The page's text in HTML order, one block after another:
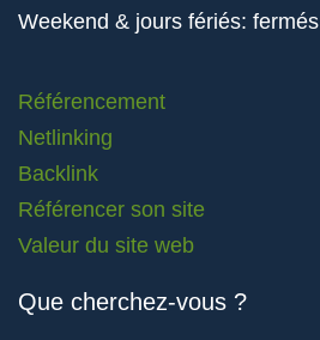
Weekend & jours fériés: fermés
Référencement
Netlinking
Backlink
Référencer son site
Valeur du site web
Que cherchez-vous ?